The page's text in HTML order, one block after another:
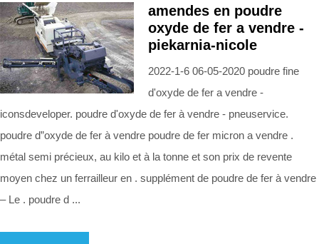
amendes en poudre
oxyde de fer a vendre -
piekarnia-nicole
2022-1-6 06-05-2020 poudre fine
d'oxyde de fer a vendre -
iconsdeveloper. poudre d'oxyde de fer à vendre - pneuservice.
poudre d”oxyde de fer à vendre poudre de fer micron a vendre .
métal semi précieux, au kilo et à la tonne et son prix de revente
moyen chez un ferrailleur en . supplément de poudre de fer à vendre
– Le . poudre d ...